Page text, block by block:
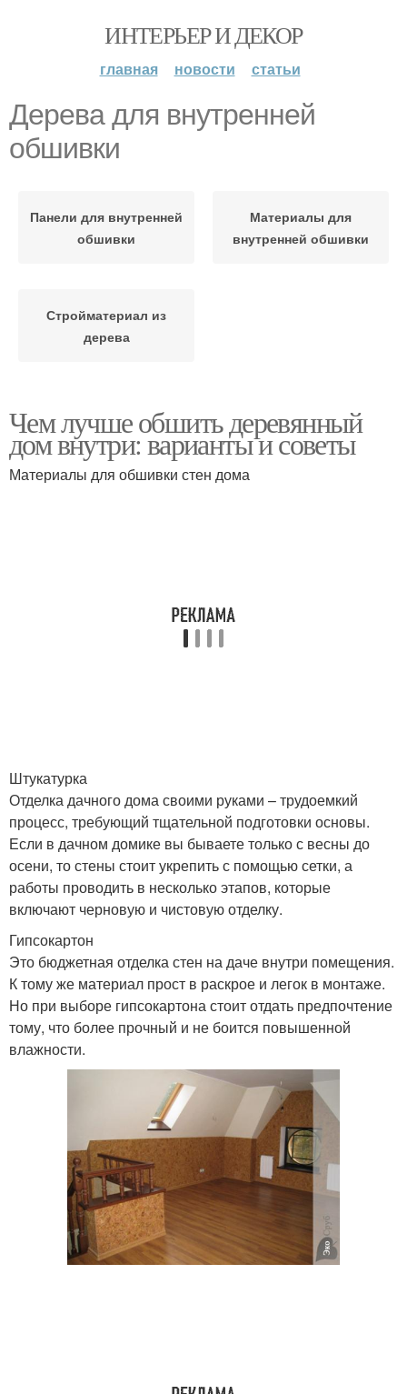
ИНТЕРЬЕР И ДЕКОР
главная новости статьи
Дерева для внутренней
обшивки
Панели для внутренней
обшивки
Материалы для
внутренней обшивки
Стройматериал из
дерева
Чем лучше обшить деревянный
дом внутри: варианты и советы
Материалы для обшивки стен дома
Штукатурка
Отделка дачного дома своими руками – трудоемкий
процесс, требующий тщательной подготовки основы.
Если в дачном домике вы бываете только с весны до
осени, то стены стоит укрепить с помощью сетки, а
работы проводить в несколько этапов, которые
включают черновую и чистовую отделку.
Гипсокартон
Это бюджетная отделка стен на даче внутри помещения.
К тому же материал прост в раскрое и легок в монтаже.
Но при выборе гипсокартона стоит отдать предпочтение
тому, что более прочный и не боится повышенной
влажности.